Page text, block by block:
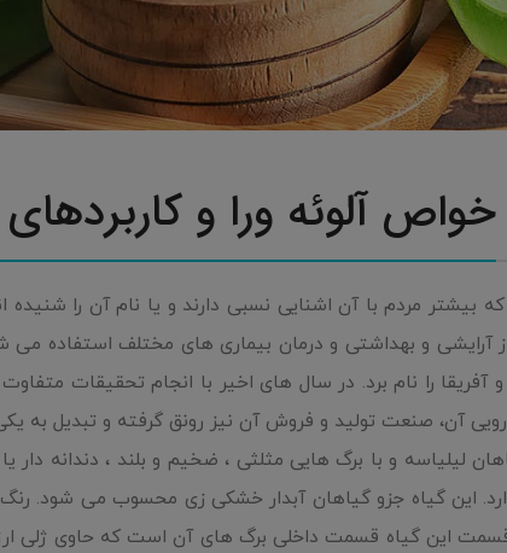
خواص آلوئه ورا و
بیشتر مردم با آن اشنایی نسبی دارند و یا نام آن را
آرایشی و بهداشتی و درمان بیماری های مختلف استفاده می
را نام برد. در سال های اخیر با انجام تحقیقات متفاوت
آن، صنعت تولید و فروش آن نیز رونق گرفته و تبدیل به
لیلیاسه و با برگ هایی مثلثی ، ضخیم و بلند ، دندانه
این گیاه جزو گیاهان آبدار خشکی زی محسوب می شود. رنگ
این گیاه قسمت داخلی برگ های آن است که حاوی ژلی